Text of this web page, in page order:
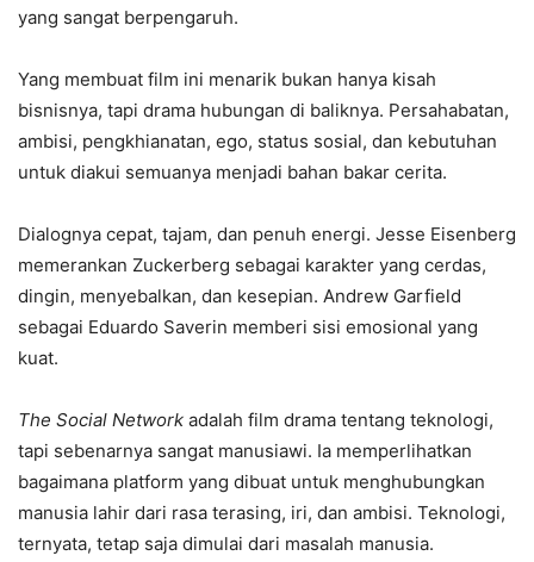
yang sangat berpengaruh.
Yang membuat film ini menarik bukan hanya kisah
bisnisnya, tapi drama hubungan di baliknya. Persahabatan,
ambisi, pengkhianatan, ego, status sosial, dan kebutuhan
untuk diakui semuanya menjadi bahan bakar cerita.
Dialognya cepat, tajam, dan penuh energi. Jesse Eisenberg
memerankan Zuckerberg sebagai karakter yang cerdas,
dingin, menyebalkan, dan kesepian. Andrew Garfield
sebagai Eduardo Saverin memberi sisi emosional yang
kuat.
The Social Network adalah film drama tentang teknologi,
tapi sebenarnya sangat manusiawi. Ia memperlihatkan
bagaimana platform yang dibuat untuk menghubungkan
manusia lahir dari rasa terasing, iri, dan ambisi. Teknologi,
ternyata, tetap saja dimulai dari masalah manusia.